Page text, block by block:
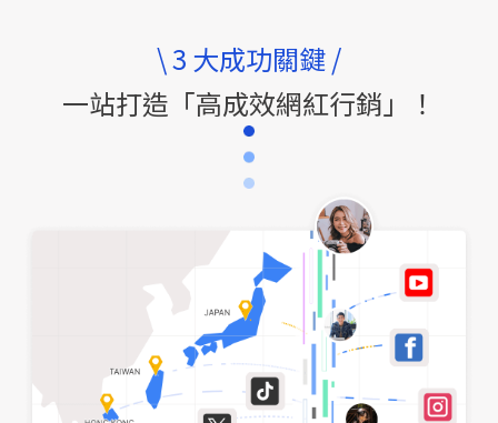
\ 3 大成功關鍵 /
一站打造「高成效網紅行銷」！